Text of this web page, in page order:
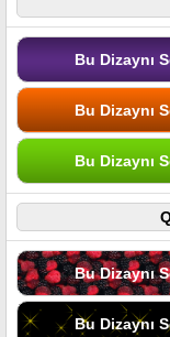
Bu Dizaynı
Bu Dizaynı
Bu Dizaynı
Bu Dizaynı
Bu Dizaynı